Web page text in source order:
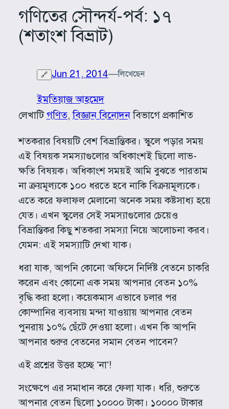
গণিতের সৌন্দর্য-পর্ব: ১৭
(শতাংশ বিভ্রাট)
🔗 Jun 21, 2014—লিখেছেন
ইমতিয়াজ আহমেদ
লেখাটিগণিত, বিজ্ঞান বিনোদনবিভাগে প্রকাশিত
শতকরার বিষয়টি বেশ বিভ্রান্তিকর। স্কুলে পড়ার সময়
এই বিষয়ক সমস্যাগুলোর অধিকাংশই ছিলো লাভ-
ক্ষতি বিষয়ক। অধিকাংশ সময়ই আমি বুঝতে পারতাম
না ক্রয়মূল্যকে ১০০ ধরতে হবে নাকি বিক্রয়মূল্যকে।
এতে করে ফলাফল মেলানো অনেক সময় কষ্টসাধ্য হয়ে
যেত। এখন স্কুলের সেই সমস্যাগুলোর চেয়েও
বিভ্রান্তিকর কিছু শতকরা সমস্যা নিয়ে আলোচনা করব।
যেমন: এই সমস্যাটি দেখা যাক।
ধরা যাক, আপনি কোনো অফিসে নির্দিষ্ট বেতনে চাকরি
করেন এবং কোনো এক সময় আপনার বেতন ১০%
বৃদ্ধি করা হলো। কয়েকমাস এভাবে চলার পর
কোম্পানির ব্যবসায় মন্দা যাওয়ায় আপনার বেতন
পুনরায় ১০% ছেঁটে দেওয়া হলো। এখন কি আপনি
আপনার শুরুর বেতনের সমান বেতন পাবেন?
এই প্রশ্নের উত্তর হচ্ছে ’না’!
সংক্ষেপে এর সমাধান করে ফেলা যাক। ধরি, শুরুতে
আপনার বেতন ছিলো ১০০০০ টাকা। ১০০০০ টাকার